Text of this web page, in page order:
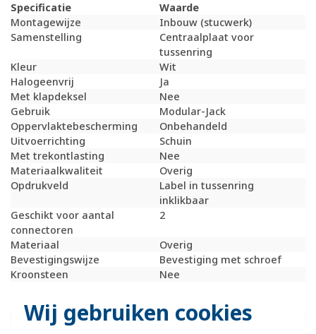
Wij gebruiken cookies
Specificatie
Waarde
Montagewijze
Inbouw (stucwerk)
Samenstelling
Centraalplaat voor
tussenring
Kleur
Wit
Halogeenvrij
Ja
Met klapdeksel
Nee
Gebruik
Modular-Jack
Oppervlaktebescherming
Onbehandeld
Uitvoerrichting
Schuin
Met trekontlasting
Nee
Materiaalkwaliteit
Overig
Opdrukveld
Label in tussenring
inklikbaar
Geschikt voor aantal
connectoren
2
Materiaal
Overig
Bevestigingswijze
Bevestiging met schroef
Kroonsteen
Nee
(vergelijkbaar)
Met stofbescherming
Nee